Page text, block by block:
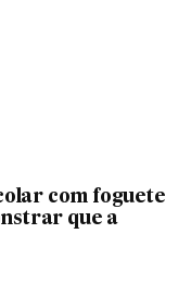
com foguete
que a